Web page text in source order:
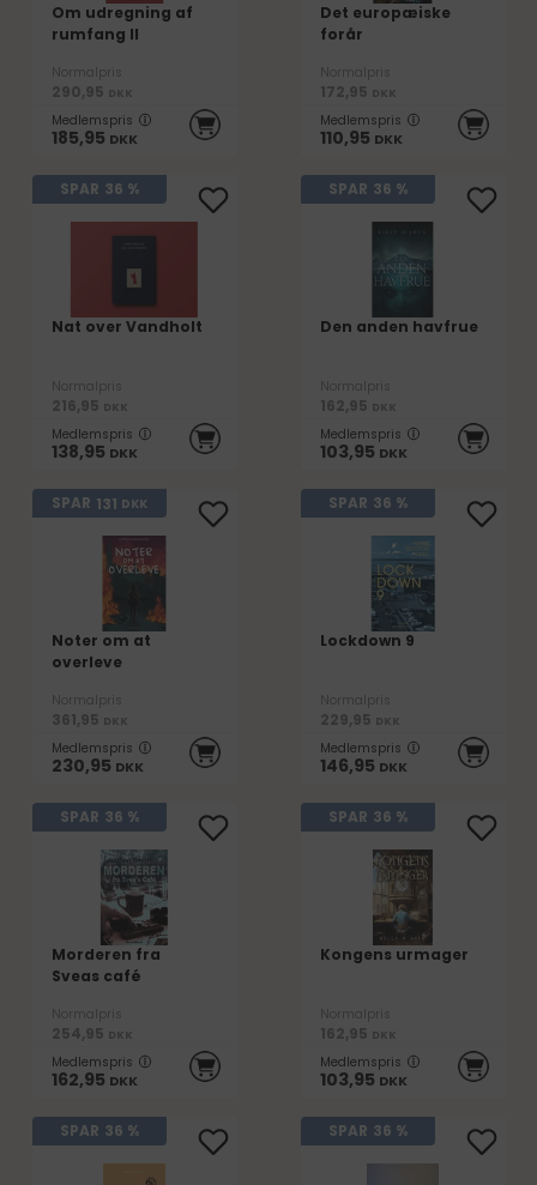
Om udregning af
rumfang II
Normalpris
290,95 DKK
Medlemspris
185,95 DKK
Det europæiske
forår
Normalpris
172,95 DKK
Medlemspris
110,95 DKK
SPAR 36 %
Nat over Vandholt
Normalpris
216,95 DKK
Medlemspris
138,95 DKK
SPAR 36 %
Den anden havfrue
Normalpris
162,95 DKK
Medlemspris
103,95 DKK
SPAR 131 DKK
Noter om at
overleve
Normalpris
361,95 DKK
Medlemspris
230,95 DKK
SPAR 36 %
Lockdown 9
Normalpris
229,95 DKK
Medlemspris
146,95 DKK
SPAR 36 %
Morderen fra
Sveas café
Normalpris
254,95 DKK
Medlemspris
162,95 DKK
SPAR 36 %
Kongens urmager
Normalpris
162,95 DKK
Medlemspris
103,95 DKK
SPAR 36 % SPAR 36 %